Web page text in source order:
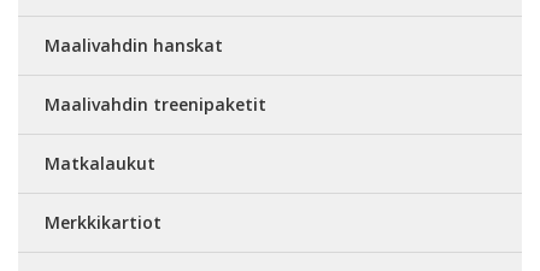
Maalivahdin hanskat
Maalivahdin treenipaketit
Matkalaukut
Merkkikartiot